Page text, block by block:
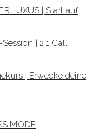
LUXUS | Start auf
| 2:1 Call
| Erwecke deine
MODE